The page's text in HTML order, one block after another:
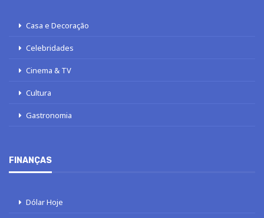
Casa e Decoração
Celebridades
Cinema & TV
Cultura
Gastronomia
FINANÇAS
Dólar Hoje